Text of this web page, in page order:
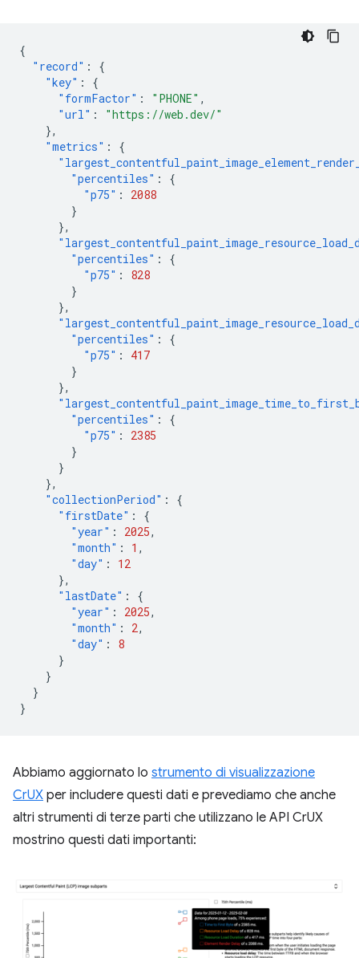
{
"record" :
{
"key" :
{
"formFactor" : "PHONE" ,
"url" :
"https://web.dev/"
},
"metrics" :
{
"percentiles" :
{
"p75" :
2088
}
},
"percentiles" :
{
"p75" :
828
}
},
"percentiles" :
{
"p75" :
417
}
},
"percentiles" :
{
"p75" :
2385
}
}
},
"collectionPeriod" :
{
"firstDate" :
{
"year" : 2025,
"month" : 1 ,
"day" :
12
},
"lastDate" :
{
"year" : 2025,
"month" : 2,
"day" :
8
}
}
}
}
Abbiamo aggiornato lo strumento di visualizzazione
CrUX per includere questi dati e prevediamo che anche
altri strumenti di terze parti che utilizzano le API CrUX
mostrino questi dati importanti: